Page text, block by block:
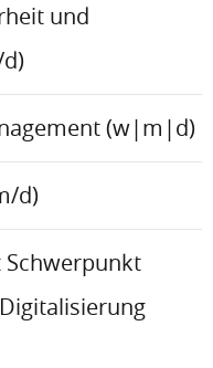
und
(w|m|d)
d)